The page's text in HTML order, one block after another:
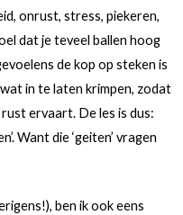
onrust, stress, piekeren,
dat je teveel ballen hoog
de kop op steken is
in te laten krimpen, zodat
ervaart. De les is dus:
Want die ‘geiten’ vragen
ben ik ook eens